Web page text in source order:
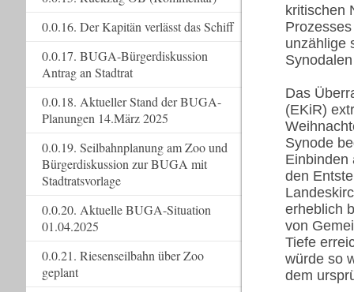
kritischen
unzählige
Das
(EKiR)
Synode
Einbinden
den
erheblich
von
Tiefe
würde so
dem
0.0.16. Der Kapitän verlässt das Schiff
0.0.17. BUGA-Bürgerdiskussion
Antrag an Stadtrat
0.0.18. Aktueller Stand der BUGA-
Planungen 14.März 2025
0.0.19. Seilbahnplanung am Zoo und
Bürgerdiskussion zur BUGA mit
Stadtratsvorlage
0.0.20. Aktuelle BUGA-Situation
01.04.2025
0.0.21. Riesenseilbahn über Zoo
geplant